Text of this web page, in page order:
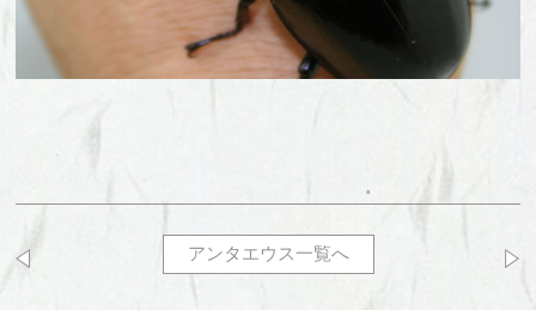
アンタエウス一覧へ